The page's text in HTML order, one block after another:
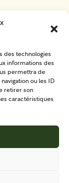
des technologies
informations des
permettra de
ou les ID
retirer son
caractéristiques